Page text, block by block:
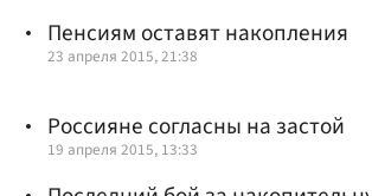
Пенсиям оставят накопления
23 апреля 2015, 21:38
Россияне согласны на застой
19 апреля 2015, 13:33